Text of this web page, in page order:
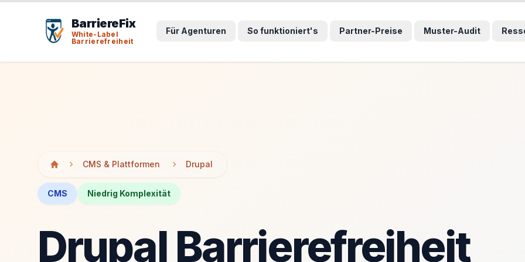
BarriereFix
White-Label
Barrierefreiheit
Für Agenturen So funktioniert's Partner-Preise Muster-Audit
CMS & Plattformen Drupal
CMS Niedrig Komplexität
Drupal Barrierefreiheit